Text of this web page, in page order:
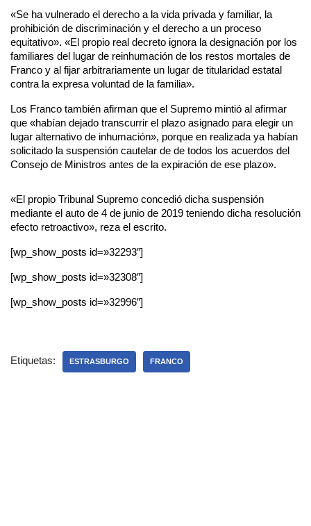
«Se ha vulnerado el derecho a la vida privada y familiar, la
prohibición de discriminación y el derecho a un proceso
equitativo». «El propio real decreto ignora la designación por los
familiares del lugar de reinhumación de los restos mortales de
Franco y al fijar arbitrariamente un lugar de titularidad estatal
contra la expresa voluntad de la familia».
Los Franco también afirman que el Supremo mintió al afirmar
que «habían dejado transcurrir el plazo asignado para elegir un
lugar alternativo de inhumación», porque en realizada ya habían
solicitado la suspensión cautelar de de todos los acuerdos del
Consejo de Ministros antes de la expiración de ese plazo».
«El propio Tribunal Supremo concedió dicha suspensión
mediante el auto de 4 de junio de 2019 teniendo dicha resolución
efecto retroactivo», reza el escrito.
[wp_show_posts id=»32293″]
[wp_show_posts id=»32308″]
[wp_show_posts id=»32996″]
Etiquetas: ESTRASBURGO FRANCO